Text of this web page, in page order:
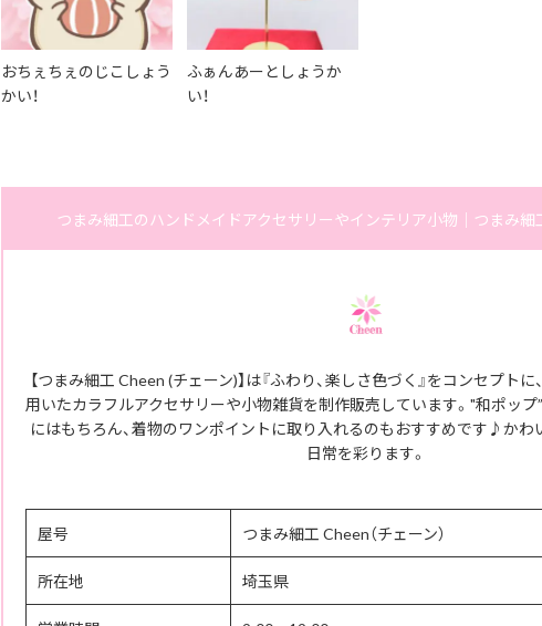
おちぇちぇのじこしょう
かい！
ふぁんあーとしょうか
い！
つまみ細工のハンドメイドアクセサリーやインテリア小物｜つまみ細
【つまみ細工 Cheen (チェーン)】は『ふわり、楽しさ色づく』をコンセプト
用いたカラフルアクセサリーや小物雑貨を制作販売しています。"和ポップ
にはもちろん、着物のワンポイントに取り入れるのもおすすめです♪かわ
日常を彩ります。
屋号 つまみ細工 Cheen（チェーン）
所在地 埼玉県